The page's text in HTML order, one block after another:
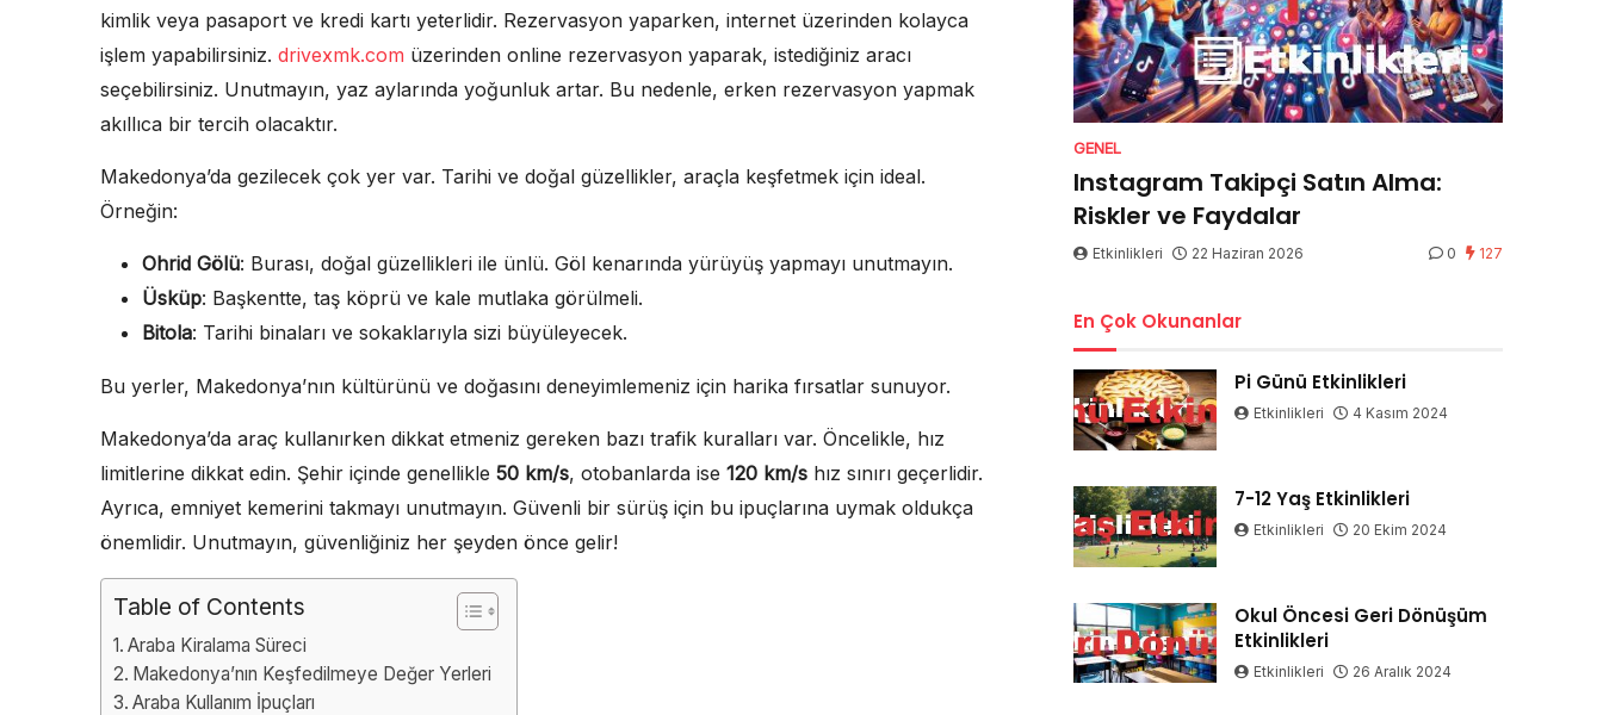
kimlik veya pasaport ve kredi kartı yeterlidir. Rezervasyon yaparken, internet üzerinden kolayca
işlem yapabilirsiniz. drivexmk.com üzerinden online rezervasyon yaparak, istediğiniz aracı
seçebilirsiniz. Unutmayın, yaz aylarında yoğunluk artar. Bu nedenle, erken rezervasyon yapmak
akıllıca bir tercih olacaktır.
Makedonya’da gezilecek çok yer var. Tarihi ve doğal güzellikler, araçla keşfetmek için ideal.
Örneğin:
Ohrid Gölü: Burası, doğal güzellikleri ile ünlü. Göl kenarında yürüyüş yapmayı unutmayın.
Üsküp: Başkentte, taş köprü ve kale mutlaka görülmeli.
Bitola: Tarihi binaları ve sokaklarıyla sizi büyüleyecek.
Bu yerler, Makedonya’nın kültürünü ve doğasını deneyimlemeniz için harika fırsatlar sunuyor.
Makedonya’da araç kullanırken dikkat etmeniz gereken bazı trafik kuralları var. Öncelikle, hız
limitlerine dikkat edin. Şehir içinde genellikle 50 km/s, otobanlarda ise 120 km/s hız sınırı geçerlidir.
Ayrıca, emniyet kemerini takmayı unutmayın. Güvenli bir sürüş için bu ipuçlarına uymak oldukça
önemlidir. Unutmayın, güvenliğiniz her şeyden önce gelir!
Table of Contents
Araba Kiralama Süreci
Makedonya’nın Keşfedilmeye Değer Yerleri
Araba Kullanım İpuçları
GENEL
Instagram Takipçi Satın Alma:
Riskler ve Faydalar
Etkinlikleri 22 Haziran 2026 0 127
En Çok Okunanlar
Pi Günü Etkinlikleri
Etkinlikleri 4 Kasım 2024
7-12 Yaş Etkinlikleri
Etkinlikleri 20 Ekim 2024
Okul Öncesi Geri Dönüşüm
Etkinlikleri
Etkinlikleri 26 Aralık 2024